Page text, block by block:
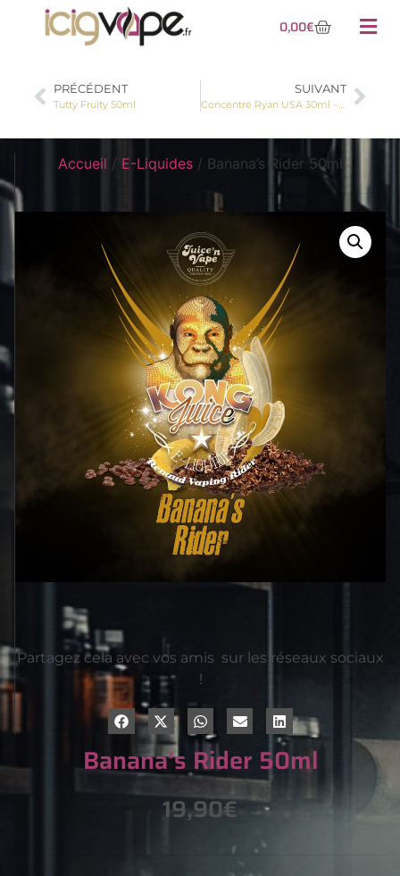
0,00€
PRÉCÉDENT
Tutty Fruity 50ml
SUIVANT
Concentré Ryan USA 30ml – A&L
Banana’s Rider 50ml
19,90€
Accueil / E-Liquides / Banana’s Rider 50ml
Partagez cela avec vos amis sur les réseaux sociaux
!